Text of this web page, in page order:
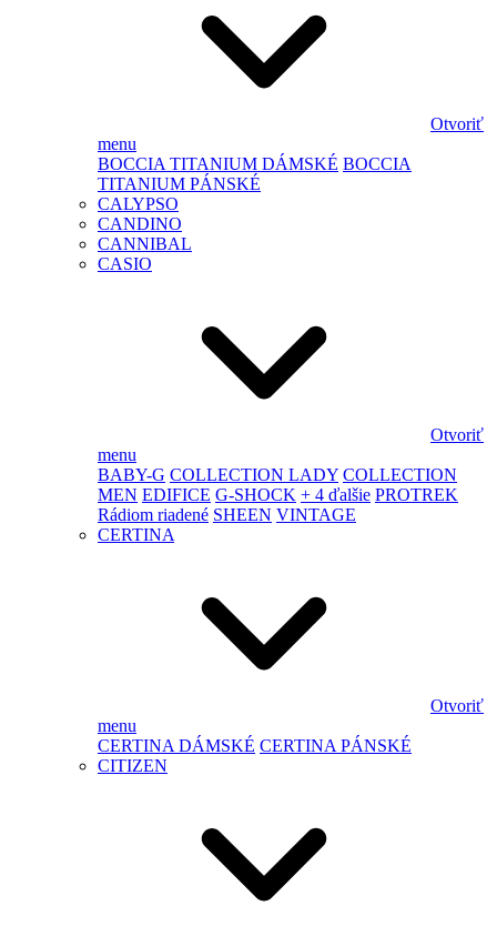
Otvoriť
menu
BOCCIA TITANIUM DÁMSKÉ BOCCIA
TITANIUM PÁNSKÉ
CALYPSO
CANDINO
CANNIBAL
CASIO
Otvoriť
menu
BABY-G COLLECTION LADY COLLECTION
MEN EDIFICE G-SHOCK + 4 ďalšie PROTREK
Rádiom riadené SHEEN VINTAGE
CERTINA
Otvoriť
menu
CERTINA DÁMSKÉ CERTINA PÁNSKÉ
CITIZEN